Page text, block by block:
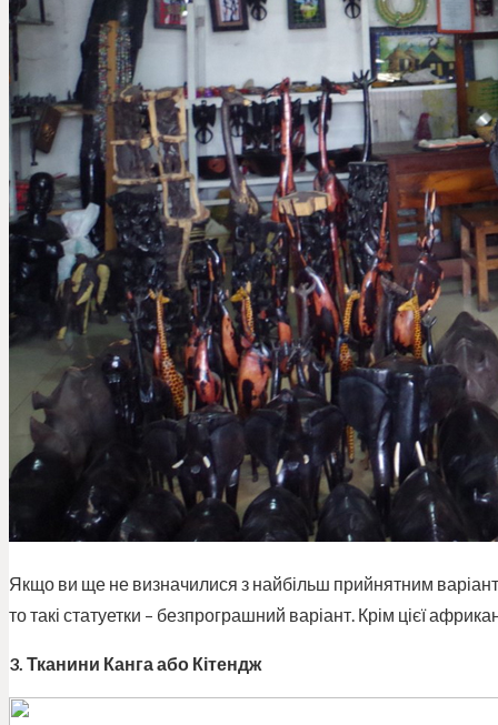
Якщо ви ще не визначилися з найбільш прийнятним
то такі статуетки – безпрограшний варіант. Крім цієї
3. Тканини Канга або Кітендж